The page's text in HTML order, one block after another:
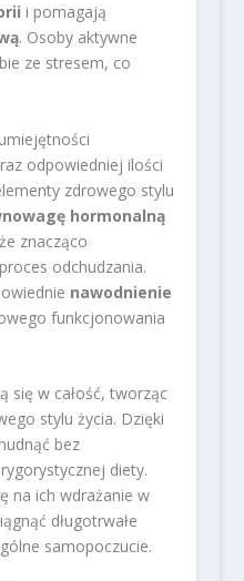
i pomagają
. Osoby aktywne
ze stresem, co
odpowiedniej ilości
zdrowego stylu
hormonalną
znacząco
odchudzania.
nawodnienie
funkcjonowania
się w całość, tworząc
stylu życia. Dzięki
bez
diety.
na ich wdrażanie w
długotrwałe
samopoczucie.